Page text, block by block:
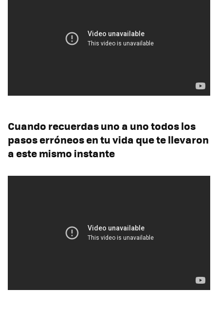
Cuando recuerdas uno a uno todos los
pasos erróneos en tu vida que te llevaron
a este mismo instante